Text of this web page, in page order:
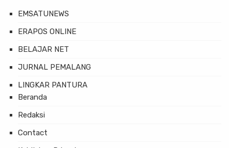
EMSATUNEWS
ERAPOS ONLINE
BELAJAR NET
JURNAL PEMALANG
LINGKAR PANTURA
Beranda
Redaksi
Contact